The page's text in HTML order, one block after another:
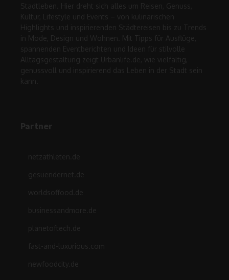
Stadtleben. Hier dreht sich alles um Reisen, Genuss,
Kultur, Lifestyle und Events – von kulinarischen
Highlights und inspirierenden Städtereisen bis zu Trends
in Mode, Design und Wohnen. Mit Tipps für Ausflüge,
spannenden Eventberichten und Ideen für stilvolle
Alltagsgestaltung zeigt Urbanlife.de, wie vielfältig,
genussvoll und inspirierend das Leben in der Stadt sein
kann.
Partner
netzathleten.de
gesuendernet.de
worldsoffood.de
businessandmore.de
planetoftech.de
fast-and-luxurious.com
newfoodcity.de